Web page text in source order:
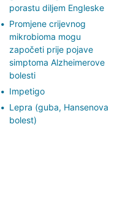
porastu diljem Engleske
Promjene crijevnog
mikrobioma mogu
započeti prije pojave
simptoma Alzheimerove
bolesti
Impetigo
Lepra (guba, Hansenova
bolest)